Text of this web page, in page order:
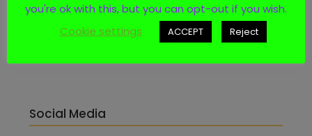
Social Media
you're ok with this, but you can opt-out if you wish.
Cookie settings
ACCEPT Reject